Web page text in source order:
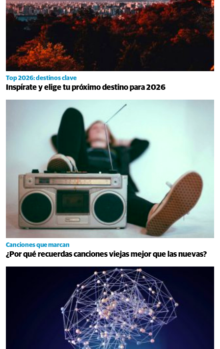
Top 2026: destinos clave
Inspírate y elige tu próximo destino para 2026
Canciones que marcan
¿Por qué recuerdas canciones viejas mejor que las nuevas?